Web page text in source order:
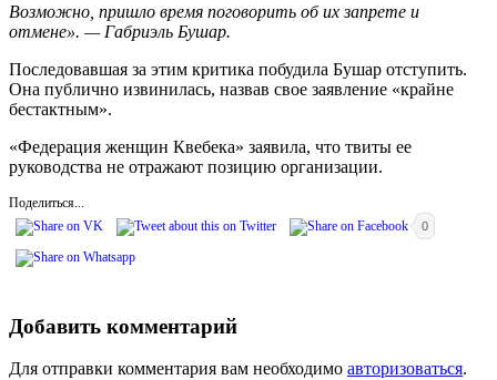
Возможно, пришло время поговорить об их запрете и
отмене». — Габриэль Бушар.
Последовавшая за этим критика побудила Бушар отступить.
Она публично извинилась, назвав свое заявление «крайне
бестактным».
«Федерация женщин Квебека» заявила, что твиты ее
руководства не отражают позицию организации.
Поделиться...
0
Добавить комментарий
Для отправки комментария вам необходимо авторизоваться.